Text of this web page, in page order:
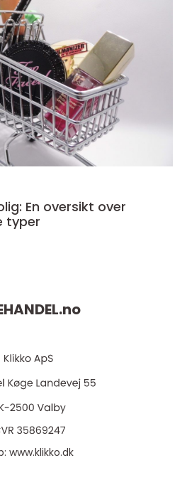
En oversikt over
typer
no
www.klikko.dk